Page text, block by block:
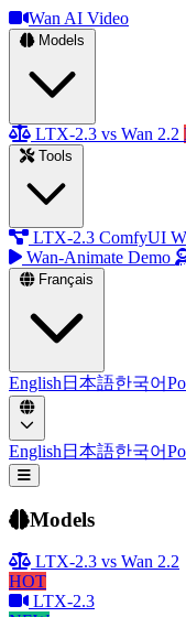
Wan AI Video
Models
LTX-2.3 vs Wan 2.2
Tools
LTX-2.3 ComfyUI
Wan-Animate Demo
Français
English 日本語한국어
English 日本語한국어
Ouvrir le menu
Models
LTX-2.3 vs Wan 2.2
HOT
LTX-2.3